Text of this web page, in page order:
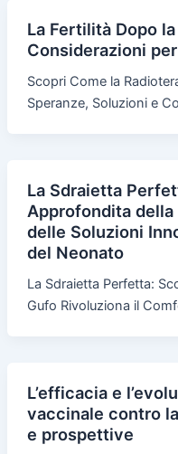
La Fertilità Dopo
Considerazioni
Scopri Come la
Speranze, Soluzioni e
La Sdraietta
Approfondita della
delle Soluzioni
del Neonato
La Sdraietta Perfetta:
Gufo Rivoluziona il
L’efficacia e
vaccinale contro
e prospettive